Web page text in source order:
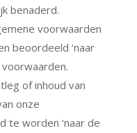
benaderd.
voorwaarden
beoordeeld ‘naar
of inhoud van
onze
te worden ‘naar de